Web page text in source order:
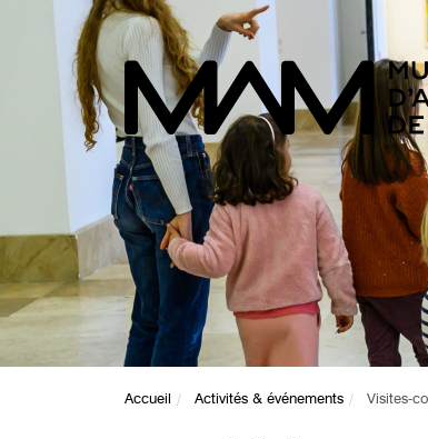
Accueil Activités & événements Visites-